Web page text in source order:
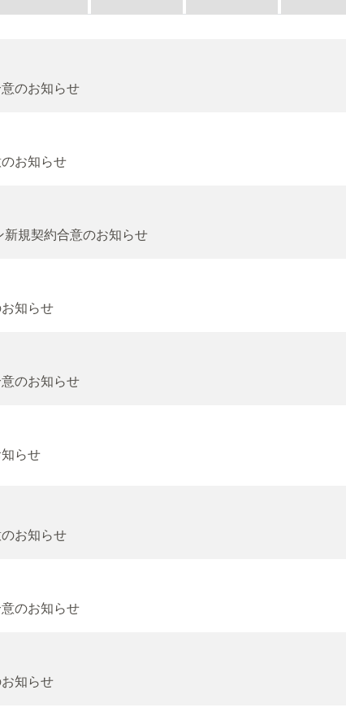
のお知らせ
お知らせ
規契約合意のお知らせ
知らせ
のお知らせ
らせ
お知らせ
のお知らせ
知らせ